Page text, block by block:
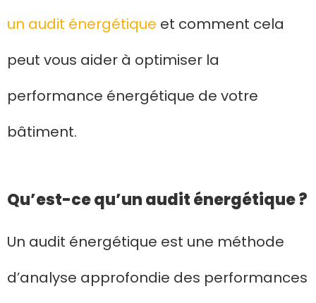
un audit énergétique et comment cela
peut vous aider à optimiser la
performance énergétique de votre
bâtiment.
Qu’est-ce qu’un audit énergétique ?
Un audit énergétique est une méthode
d’analyse approfondie des performances